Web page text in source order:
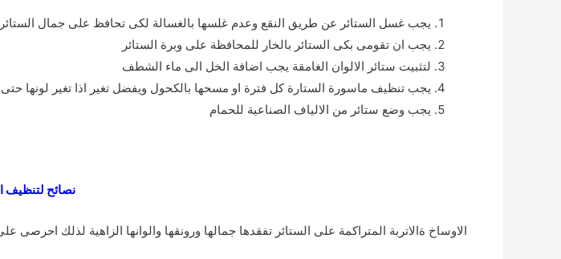
يجب غسل الستائر عن طريق النقع وعدم غلسها بالغسالة لكى تحافظ على جمال الستائر
يجب ان تقومى بكى الستائر بالخار للمحافظة على وبرة الستائر
لتثبيت ستائر الالوان الغامقة يجب اضافة الخل الى ماء الشطف
يجب تنظيف ماسورة الستارة كل فترة او مسحها بالكحول ويفضل تغير اذا تغير لونها حتى
يجب وضع ستائر من الالياف الصناعية للحمام
نصائح لتنظيف
الاوساخ ةالاتربة المتراكمة على الستائر تفقدها جمالها ورونقها والوانها الزاهية لذلك احرصى